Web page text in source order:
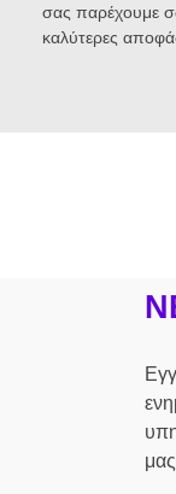
σας παρέχουμε
καλύτερες